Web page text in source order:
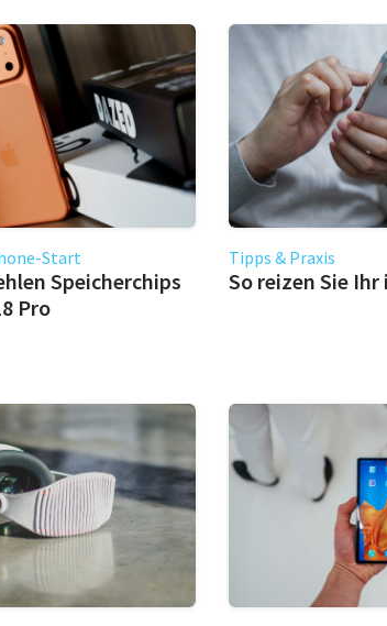
Start
Speicherchips
Pro
Tipps & Praxis
So reizen Sie Ihr